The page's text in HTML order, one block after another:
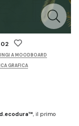
A MOODBOARD
GRAFICA
d.ecodura™, il primo